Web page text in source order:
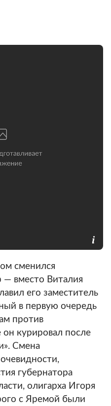
сменился
— вместо Виталия
его заместитель
в первую очередь
против
он курировал после
Смена
губернатора
олигарха Игоря
с Яремой были